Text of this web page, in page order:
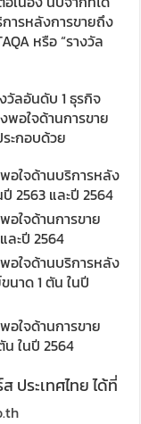
ารหลังการขายถึง
หรือ “รางวัล
วัลอันดับ 1 ธุรกิจ
อใจด้านการขาย
ะกอบด้วย
ใจด้านบริการหลัง
2563 และปี 2564
ใจด้านการขาย
ละปี 2564
ใจด้านบริการหลัง
นาด 1 ตัน ในปี
ใจด้านการขาย
ในปี 2564
ประเทศไทย ได้ที่